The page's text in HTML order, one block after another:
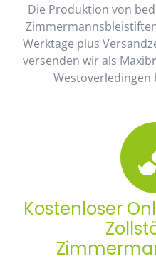
Die Produktion von
Werktage plus
versenden wir als
Westoverledingen
Kostenloser